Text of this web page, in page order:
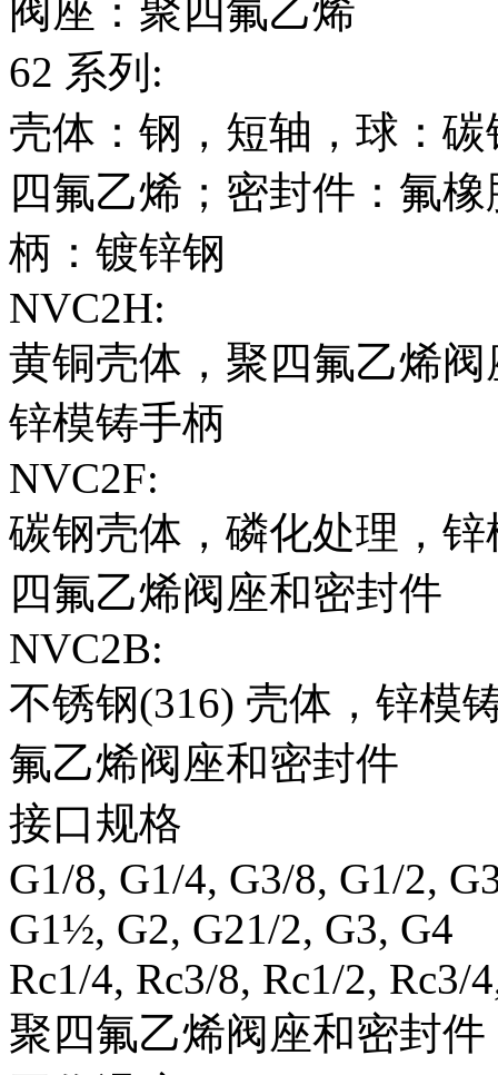
阀座：聚四氟乙烯
62 系列:
壳体：钢，短轴，球：
四氟乙烯；密封件：氟
柄：镀锌钢
NVC2H:
黄铜壳体，聚四氟乙烯
锌模铸手柄
NVC2F:
碳钢壳体，磷化处理，
四氟乙烯阀座和密封件
NVC2B:
不锈钢(316) 壳体，锌模
氟乙烯阀座和密封件
接口规格
G1/8, G1/4, G3/8, G1/2,
G1½, G2, G21/2, G3, G4
Rc1/4, Rc3/8, Rc1/2, Rc3/
聚四氟乙烯阀座和密封件